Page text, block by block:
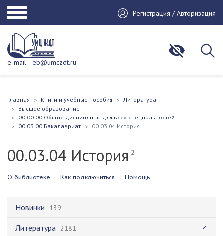
Регистрация / Авторизация
e-mail: eb@umczdt.ru
Главная Книги и учебные пособия
Литература
Высшее образование
00.00.00 Общие дисциплины для всех специальностей
00.03.00 Бакалавриат
00.03.04 История
00.03.04 История2
О библиотеке Как подключиться Помощь
Новинки 139
Литература 2181